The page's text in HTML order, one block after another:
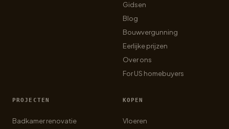
Gidsen
Blog
Bouwvergunning
Eerlijke prijzen
Over ons
For US homebuyers
PROJECTEN
Badkamer renovatie
KOPEN
Vloeren